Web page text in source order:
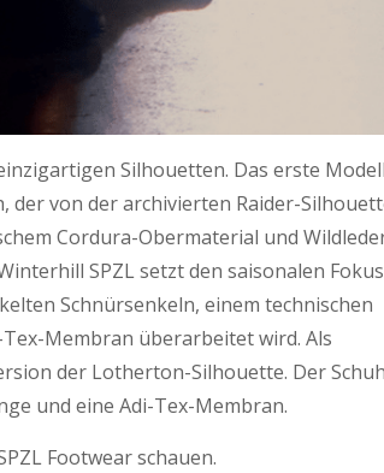
Silhouetten. Das erste
der von der archivierten Raider-
Cordura-Obermaterial und
SPZL setzt den saisonalen Fokus
Schnürsenkeln, einem technischen
Membran überarbeitet wird. Als
der Lotherton-Silhouette. Der
und eine Adi-Tex-Membran.
Footwear schauen.